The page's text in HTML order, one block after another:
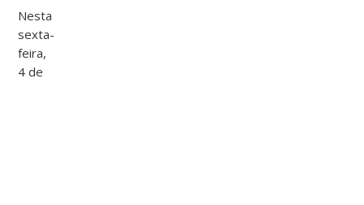
Nesta
sexta-
feira,
4 de